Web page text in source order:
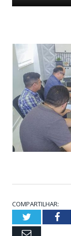
COMPARTILHAR:
Twitter
Email